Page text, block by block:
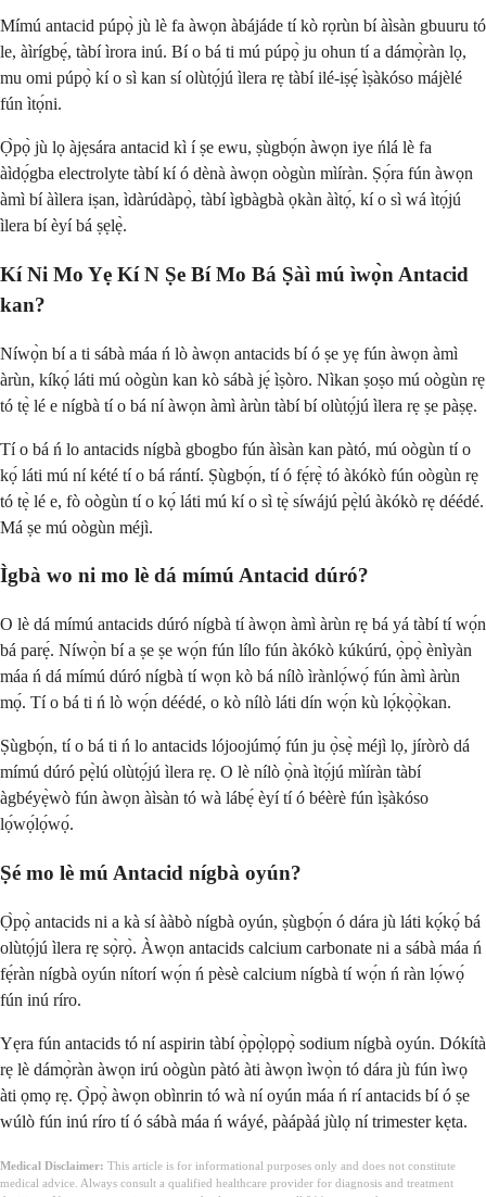
Mímú antacid púpọ̀ jù lè fa àwọn àbájáde tí kò rọrùn bí àìsàn gbuuru tó
le, àìrígbẹ́, tàbí ìrora inú. Bí o bá ti mú púpọ̀ ju ohun tí a dámọ̀ràn lọ,
mu omi púpọ̀ kí o sì kan sí olùtọ́jú ìlera rẹ tàbí ilé-iṣẹ́ ìṣàkóso májèlé
fún ìtọ́ni.
Ọ̀pọ̀ jù lọ àjẹsára antacid kì í ṣe ewu, ṣùgbọ́n àwọn iye ńlá lè fa
àìdọ́gba electrolyte tàbí kí ó dènà àwọn oògùn mìíràn. Ṣọ́ra fún àwọn
àmì bí àìlera iṣan, ìdàrúdàpọ̀, tàbí ìgbàgbà ọkàn àìtọ́, kí o sì wá ìtọ́jú
ìlera bí èyí bá ṣẹlẹ̀.
Kí Ni Mo Yẹ Kí N Ṣe Bí Mo Bá Ṣàì mú ìwọ̀n Antacid
kan?
Níwọ̀n bí a ti sábà máa ń lò àwọn antacids bí ó ṣe yẹ fún àwọn àmì
àrùn, kíkọ́ láti mú oògùn kan kò sábà jẹ́ ìṣòro. Nìkan ṣoṣo mú oògùn rẹ
tó tẹ̀ lé e nígbà tí o bá ní àwọn àmì àrùn tàbí bí olùtọ́jú ìlera rẹ ṣe pàṣẹ.
Tí o bá ń lo antacids nígbà gbogbo fún àìsàn kan pàtó, mú oògùn tí o
kọ́ láti mú ní kété tí o bá rántí. Ṣùgbọ́n, tí ó fẹ́rẹ̀ tó àkókò fún oògùn rẹ
tó tẹ̀ lé e, fò oògùn tí o kọ́ láti mú kí o sì tẹ̀ síwájú pẹ̀lú àkókò rẹ déédé.
Má ṣe mú oògùn méjì.
Ìgbà wo ni mo lè dá mímú Antacid dúró?
O lè dá mímú antacids dúró nígbà tí àwọn àmì àrùn rẹ bá yá tàbí tí wọ́n
bá parẹ́. Níwọ̀n bí a ṣe ṣe wọ́n fún lílo fún àkókò kúkúrú, ọ̀pọ̀ ènìyàn
máa ń dá mímú dúró nígbà tí wọn kò bá nílò ìrànlọ́wọ́ fún àmì àrùn
mọ́. Tí o bá ti ń lò wọ́n déédé, o kò nílò láti dín wọ́n kù lọ́kọ̀ọ̀kan.
Ṣùgbọ́n, tí o bá ti ń lo antacids lójoojúmọ́ fún ju ọ̀sẹ̀ méjì lọ, jíròrò dá
mímú dúró pẹ̀lú olùtọ́jú ìlera rẹ. O lè nílò ọ̀nà ìtọ́jú mìíràn tàbí
àgbéyẹ̀wò fún àwọn àìsàn tó wà lábẹ́ èyí tí ó béèrè fún ìṣàkóso
lọ́wọ́lọ́wọ́.
Ṣé mo lè mú Antacid nígbà oyún?
Ọ̀pọ̀ antacids ni a kà sí ààbò nígbà oyún, ṣùgbọ́n ó dára jù láti kọ́kọ́ bá
olùtọ́jú ìlera rẹ sọ̀rọ̀. Àwọn antacids calcium carbonate ni a sábà máa ń
fẹ́ràn nígbà oyún nítorí wọ́n ń pèsè calcium nígbà tí wọ́n ń ràn lọ́wọ́
fún inú ríro.
Yẹra fún antacids tó ní aspirin tàbí ọ̀pọ̀lọpọ̀ sodium nígbà oyún. Dókítà
rẹ lè dámọ̀ràn àwọn irú oògùn pàtó àti àwọn ìwọ̀n tó dára jù fún ìwọ
àti ọmọ rẹ. Ọ̀pọ̀ àwọn obìnrin tó wà ní oyún máa ń rí antacids bí ó ṣe
wúlò fún inú ríro tí ó sábà máa ń wáyé, pàápàá jùlọ ní trimester kẹta.
Medical Disclaimer: This article is for informational purposes only and does not constitute
medical advice. Always consult a qualified healthcare provider for diagnosis and treatment